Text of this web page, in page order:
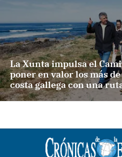
La Xunta impulsa el
poner en valor los más
costa gallega con una